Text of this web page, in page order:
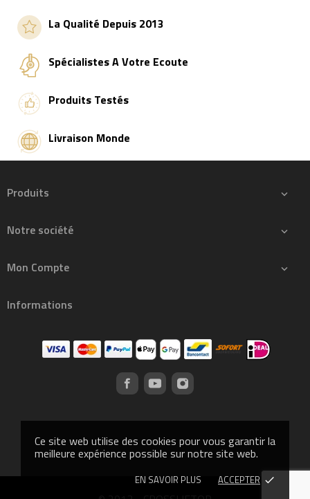
Ce site web utilise des cookies pour vous garantir la
meilleure expérience possible sur notre site web.
EN SAVOIR PLUS ACCEPTER done
La Qualité Depuis 2013
Spécialistes A Votre Ecoute
Produits Testés
Livraison Monde
Produits 
Notre société 
Mon Compte 
Informations